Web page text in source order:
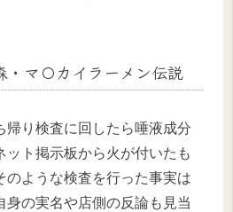
マ〇カイラーメン伝説
帰り検査に回したら唾液成分
ト掲示板から火が付いたも
のような検査を行った事実は
身の実名や店側の反論も見当